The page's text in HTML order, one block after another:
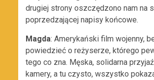
drugiej strony oszczędzono nam na
poprzedzającej napisy końcowe.
Magda: Amerykański film wojenny,
powiedzieć o reżyserze, którego
tego co zna. Męska, solidarna
kamery, a tu czysto, wszystko